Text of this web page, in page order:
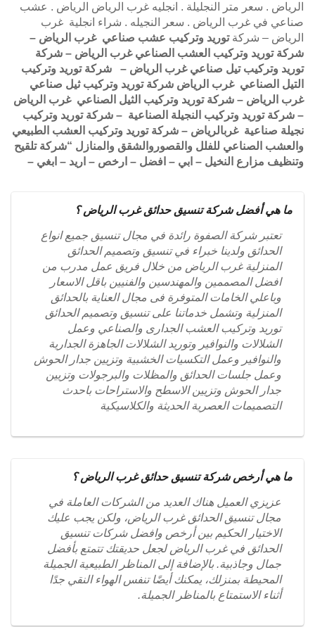
الرياض . سعر متر النجليلة . انجليه غرب الرياض الرياض . عشب
صناعي في غرب الرياض . سعر النجيله . شراء انجلية غرب
الرياض – شركةتوريد وتركيب عشب صناعي غرب الرياض –
شركة توريد وتركيب العشب الصناعي غرب الرياض – شركة
توريد وتركيب تيل صناعي غرب الرياض – شركة توريد وتركيب
التيل الصناعي غرب الرياض شركة توريد وتركيب ثيل صناعي
غرب الرياض – شركة توريد وتركيب الثيل الصناعي غرب الرياض
– شركة توريد وتركيب النجيلة الصناعية – شركة توريد وتركيب
نجيلة صناعية غربالرياض – شركة توريد وتركيب العشب الطبيعي
والعشب الصناعي للفلل والقصوروالشقق والمنازل “شركة تلقيح
وتنظيف مزارع النخيل – ابي – افضل – ارخص – اريد – ابغي –
ما هي أفضل شركة تنسيق حدائق غرب الرياض ؟
تعتبر شركة الصفوة رائدة في مجال تنسيق جميع انواع
الحدائق ولدينا خبراء في تنسيق وتصميم الحدائق
المنزلية غرب الرياض من خلال فريق عمل مدرب من
افضل المصممين والمهندسين والفنيين باقل الاسعار
وباعلي الخامات المتوفرة فى مجال العناية بالحدائق
المنزلية وتشمل خدماتنا على تنسيق وتصميم الحدائق
توريد وتركيب العشب الجدارى والصناعي وعمل
الشلالات والنوافير وتوريد الشلالات الجاهزة الجدارية
والنوافير وعمل التكسيات الخشبية وتزيين جدار الحوش
وعمل جلسات الحدائق والمظلات والبرجولات وتزيين
جدار الحوش وتزيين الاسطح والاستراحات باحدث
التصميمات العصرية الحديثة والكلاسيكية
ما هي أرخص شركة تنسيق حدائق غرب الرياض ؟
عزيزي العميل هناك العديد من الشركات العاملة في
مجال تنسيق الحدائق غرب الرياض، ولكن يجب عليك
الاختيار الحكيم بين أرخص وافضل شركات تنسيق
الحدائق في غرب الرياض لجعل حديقتك تتمتع بأفضل
جمال وجاذبية. بالإضافة إلى المناظر الطبيعية الجميلة
المحيطة بمنزلك، يمكنك أيضًا تنفس الهواء النقي جدًا
أثناء الاستمتاع بالمناظر الجميلة.